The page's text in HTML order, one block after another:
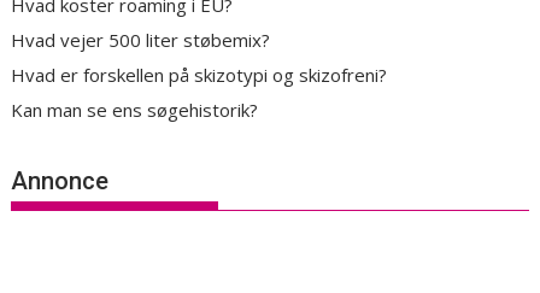
Hvad koster roaming i EU?
Hvad vejer 500 liter støbemix?
Hvad er forskellen på skizotypi og skizofreni?
Kan man se ens søgehistorik?
Annonce